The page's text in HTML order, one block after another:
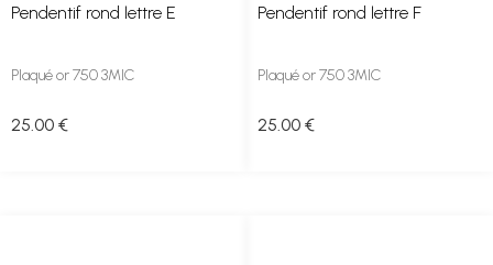
Pendentif rond lettre E
Plaqué or 750 3MIC
25 .00 €
Pendentif rond lettre F
Plaqué or 750 3MIC
25 .00 €